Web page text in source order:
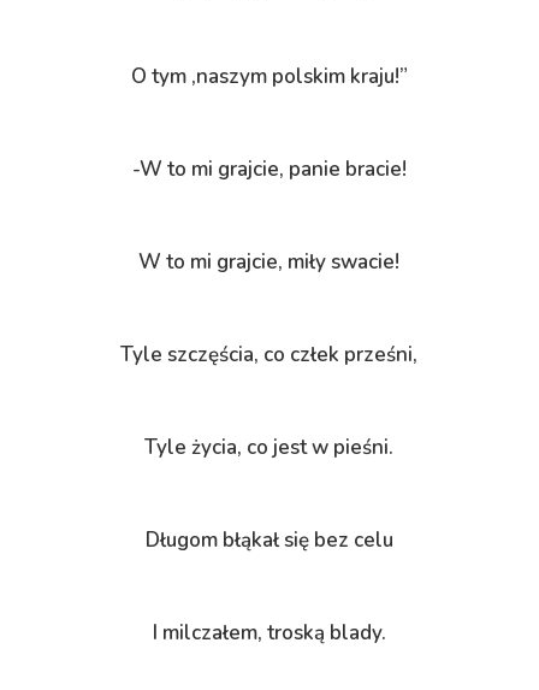
O tym ,naszym polskim kraju!”
-W to mi grajcie, panie bracie!
W to mi grajcie, miły swacie!
Tyle szczęścia, co człek prześni,
Tyle życia, co jest w pieśni.
Długom błąkał się bez celu
I milczałem, troską blady.